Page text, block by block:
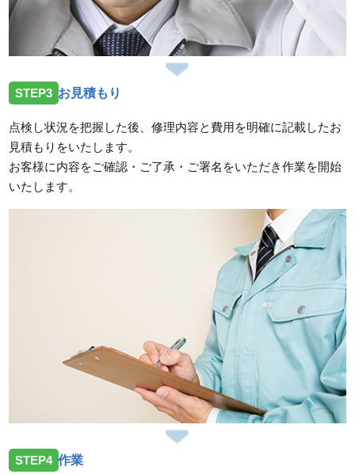
STEP3 お見積もり
点検し状況を把握した後、修理内容と費用を明確に記載したお
見積もりをいたします。
お客様に内容をご確認・ご了承・ご署名をいただき作業を開始
いたします。
STEP4 作業